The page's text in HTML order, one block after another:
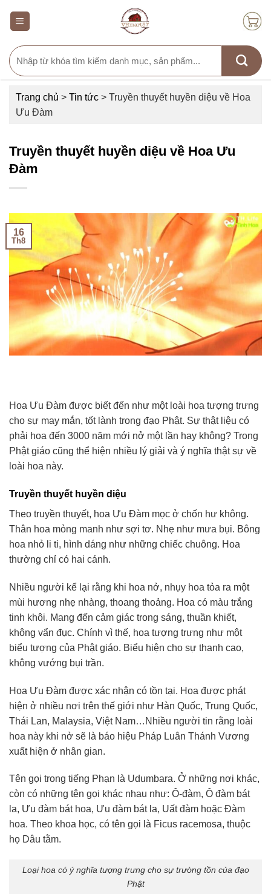
Search
for:
Trang chủ > Tin tức > Truyền thuyết huyền diệu về Hoa
Ưu Đàm
Truyền thuyết huyền diệu về Hoa Ưu
Đàm
16
Th8
Hoa Ưu Đàm được biết đến như một loài hoa tượng trưng
cho sự may mắn, tốt lành trong đạo Phật. Sự thật liệu có
phải hoa đến 3000 năm mới nở một lần hay không? Trong
Phật giáo cũng thể hiện nhiều lý giải và ý nghĩa thật sự về
loài hoa này.
Truyền thuyết huyền diệu
Theo truyền thuyết, hoa Ưu Đàm mọc ở chốn hư không.
Thân hoa mỏng manh như sợi tơ. Nhẹ như mưa bụi. Bông
hoa nhỏ li ti, hình dáng như những chiếc chuông. Hoa
thường chỉ có hai cánh.
Nhiều người kể lại rằng khi hoa nở, nhụy hoa tỏa ra một
mùi hương nhẹ nhàng, thoang thoảng. Hoa có màu trắng
tinh khôi. Mang đến cảm giác trong sáng, thuần khiết,
không vẩn đục. Chính vì thế, hoa tượng trưng như một
biểu tượng của Phật giáo. Biểu hiện cho sự thanh cao,
không vướng bụi trần.
Hoa Ưu Đàm được xác nhận có tồn tại. Hoa được phát
hiện ở nhiều nơi trên thế giới như Hàn Quốc, Trung Quốc,
Thái Lan, Malaysia, Việt Nam…Nhiều người tin rằng loài
hoa này khi nở sẽ là báo hiệu Pháp Luân Thánh Vương
xuất hiện ở nhân gian.
Tên gọi trong tiếng Phạn là Udumbara. Ở những nơi khác,
còn có những tên gọi khác nhau như: Ô-đàm, Ô đàm bát
la, Ưu đàm bát hoa, Ưu đàm bát la, Uất đàm hoặc Đàm
hoa. Theo khoa học, có tên gọi là Ficus racemosa, thuộc
họ Dâu tằm.
Loại hoa có ý nghĩa tượng trưng cho sự trường tồn của đạo
Phật